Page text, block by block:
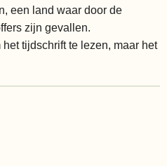
een land waar door de
zijn gevallen.
tijdschrift te lezen, maar het